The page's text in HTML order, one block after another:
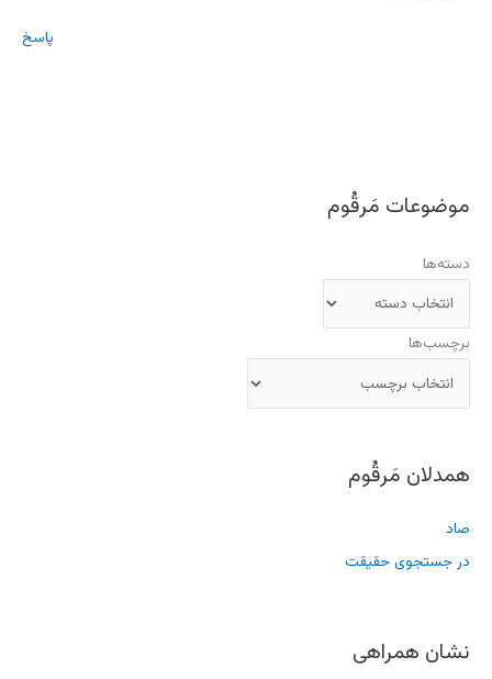
پاسخ
موضوعات مَرقُوم
دسته‌ها
برچسب‌ها
همدلان مَرقُوم
صاد
در جستجوی حقیقت
نشان همراهی